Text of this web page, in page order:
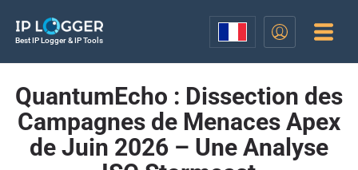
Best IP Logger & IP Tools
QuantumEcho : Dissection des
Campagnes de Menaces Apex
de Juin 2026 – Une Analyse